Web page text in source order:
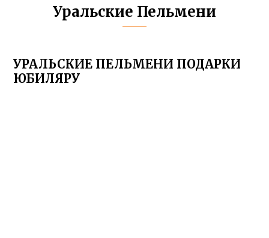
Уральские Пельмени
УРАЛЬСКИЕ ПЕЛЬМЕНИ ПОДАРКИ
ЮБИЛЯРУ